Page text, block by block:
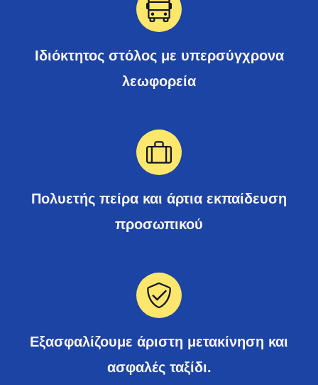
Ιδιόκτητος στόλος με υπερσύγχρονα
λεωφορεία
Πολυετής πείρα και άρτια εκπαίδευση
προσωπικού
Εξασφαλίζουμε άριστη μετακίνηση και
ασφαλές ταξίδι.